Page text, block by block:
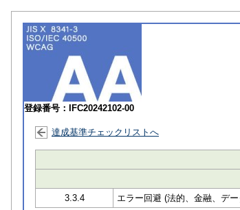
登録番号：IFC20242102-00
達成基準チェックリストへ
3.3.4
エラー回避 (法的、金融、デ